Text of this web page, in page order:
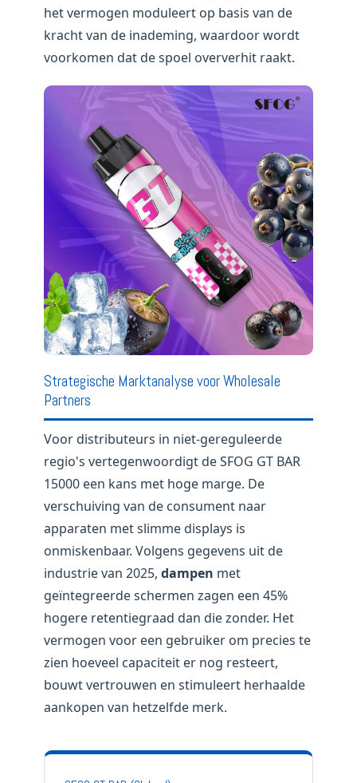
het vermogen moduleert op basis van de
kracht van de inademing, waardoor wordt
voorkomen dat de spoel oververhit raakt.
Strategische Marktanalyse voor Wholesale
Partners
Voor distributeurs in niet-gereguleerde
regio's vertegenwoordigt de SFOG GT BAR
15000 een kans met hoge marge. De
verschuiving van de consument naar
apparaten met slimme displays is
onmiskenbaar. Volgens gegevens uit de
industrie van 2025, dampen met
geïntegreerde schermen zagen een 45%
hogere retentiegraad dan die zonder. Het
vermogen voor een gebruiker om precies te
zien hoeveel capaciteit er nog resteert,
bouwt vertrouwen en stimuleert herhaalde
aankopen van hetzelfde merk.